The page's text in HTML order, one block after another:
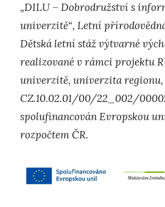
„DILU – Dobrodružství s
univerzitě“, Letní
Dětská letní stáž výtvarné
realizované v rámci projektu
univerzitě, univerzita regionu,
CZ.10.02.01/00/22_002/
spolufinancován Evropskou
rozpočtem ČR.